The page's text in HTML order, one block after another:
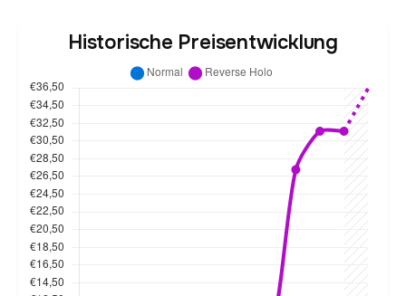
Historische Preisentwicklung